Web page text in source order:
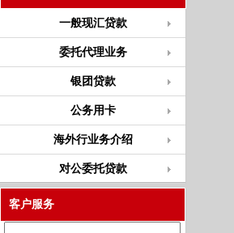
一般现汇贷款
委托代理业务
银团贷款
公务用卡
海外行业务介绍
对公委托贷款
客户服务